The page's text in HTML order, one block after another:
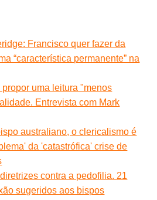
Francisco quer fazer da
“característica permanente” na
uma leitura "menos
Entrevista com Mark
australiano, o clericalismo é
da 'catastrófica' crise de
contra a pedofilia. 21
sugeridos aos bispos